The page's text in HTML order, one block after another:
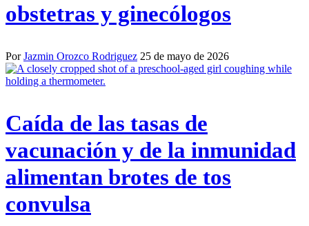
obstetras y ginecólogos
PorJazmin Orozco Rodriguez 25 de mayo de 2026
Caída de las tasas de
vacunación y de la inmunidad
alimentan brotes de tos
convulsa